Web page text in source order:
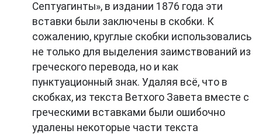
Септуагинты», в издании 1876 года эти
вставки были заключены в скобки. К
сожалению, круглые скобки использовались
не только для выделения заимствований из
греческого перевода, но и как
пунктуационный знак. Удаляя всё, что в
скобках, из текста Ветхого Завета вместе с
греческими вставками были ошибочно
удалены некоторые части текста